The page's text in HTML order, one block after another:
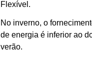
Flexível.
No inverno, o
de energia é inferior ao
verão.